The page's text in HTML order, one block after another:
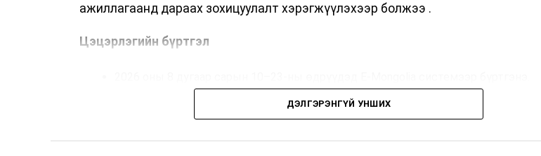
ажиллагаанд дараах зохицуулалт хэрэгжүүлэхээр болжээ .
Цэцэрлэгийн бүртгэл
2026 оны 8 дугаар сарын 17–28-ны өдрүүдэд E-Mongolia системээр бүртгэнэ.
ДЭЛГЭРЭНГҮЙ УНШИХ